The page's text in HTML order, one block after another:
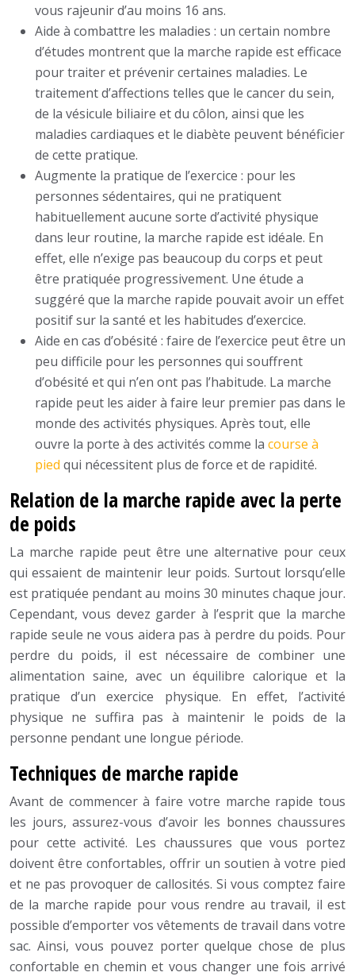
vous rajeunir d’au moins 16 ans.
Aide à combattre les maladies : un certain nombre
d’études montrent que la marche rapide est efficace
pour traiter et prévenir certaines maladies. Le
traitement d’affections telles que le cancer du sein,
de la vésicule biliaire et du côlon, ainsi que les
maladies cardiaques et le diabète peuvent bénéficier
de cette pratique.
Augmente la pratique de l’exercice : pour les
personnes sédentaires, qui ne pratiquent
habituellement aucune sorte d’activité physique
dans leur routine, la marche rapide est idéale. En
effet, elle n’exige pas beaucoup du corps et peut
être pratiquée progressivement. Une étude a
suggéré que la marche rapide pouvait avoir un effet
positif sur la santé et les habitudes d’exercice.
Aide en cas d’obésité : faire de l’exercice peut être un
peu difficile pour les personnes qui souffrent
d’obésité et qui n’en ont pas l’habitude. La marche
rapide peut les aider à faire leur premier pas dans le
monde des activités physiques. Après tout, elle
ouvre la porte à des activités comme la course à
pied qui nécessitent plus de force et de rapidité.
Relation de la marche rapide avec la perte
de poids
La marche rapide peut être une alternative pour ceux
qui essaient de maintenir leur poids. Surtout lorsqu’elle
est pratiquée pendant au moins 30 minutes chaque jour.
Cependant, vous devez garder à l’esprit que la marche
rapide seule ne vous aidera pas à perdre du poids. Pour
perdre du poids, il est nécessaire de combiner une
alimentation saine, avec un équilibre calorique et la
pratique d’un exercice physique. En effet, l’activité
physique ne suffira pas à maintenir le poids de la
personne pendant une longue période.
Techniques de marche rapide
Avant de commencer à faire votre marche rapide tous
les jours, assurez-vous d’avoir les bonnes chaussures
pour cette activité. Les chaussures que vous portez
doivent être confortables, offrir un soutien à votre pied
et ne pas provoquer de callosités. Si vous comptez faire
de la marche rapide pour vous rendre au travail, il est
possible d’emporter vos vêtements de travail dans votre
sac. Ainsi, vous pouvez porter quelque chose de plus
confortable en chemin et vous changer une fois arrivé